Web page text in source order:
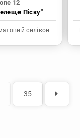
12
Піску"
силікон
35